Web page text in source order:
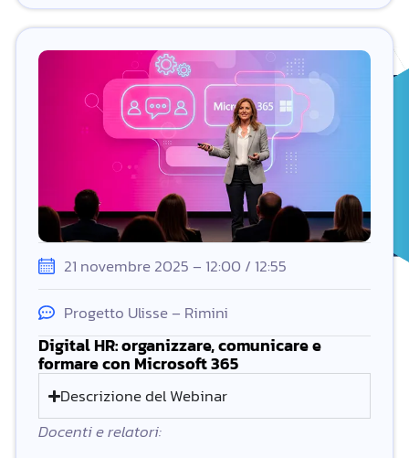
21 novembre 2025 – 12:00 / 12:55
Progetto Ulisse – Rimini
Digital HR: organizzare, comunicare e
formare con Microsoft 365
Descrizione del Webinar
Docenti e relatori: